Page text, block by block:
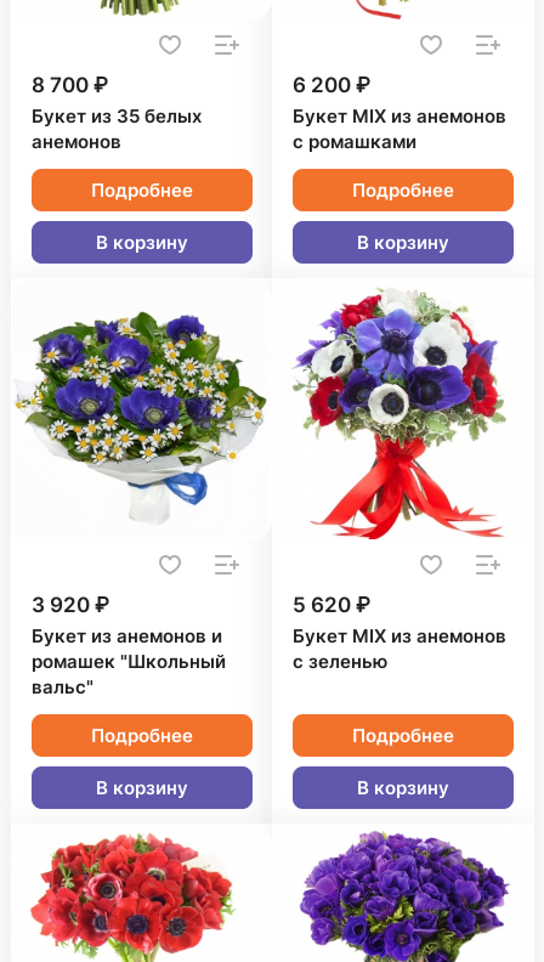
8 700 ₽
Букет из 35 белых
анемонов
Подробнее
В корзину
6 200 ₽
Букет MIX из анемонов
с ромашками
Подробнее
В корзину
3 920 ₽
Букет из анемонов и
ромашек "Школьный
вальс"
Подробнее
В корзину
5 620 ₽
Букет MIX из анемонов
с зеленью
Подробнее
В корзину